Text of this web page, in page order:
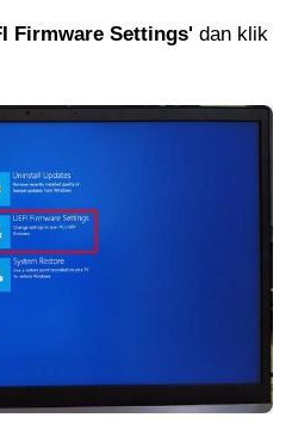
Firmware Settings' dan klik